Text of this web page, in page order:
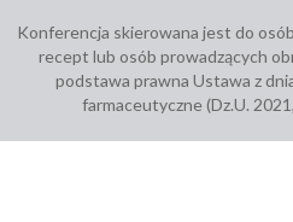
Konferencja skierowana jest do
recept lub osób prowadzących
podstawa prawna Ustawa z
farmaceutyczne (Dz.U.